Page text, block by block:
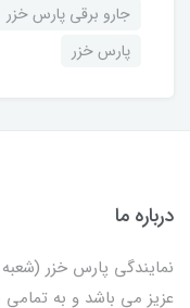
جارو برقی پارس خزر
پارس خزر
درباره ما
نمایندگی پارس خزر
عزیز می باشد و به تمامی